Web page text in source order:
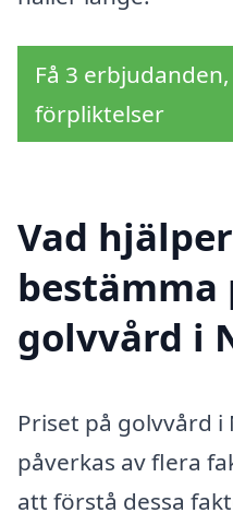
Få 3
förpliktelser
Vad
bestämma
golvvård i
Priset på golvvård i
påverkas av flera
att förstå dessa